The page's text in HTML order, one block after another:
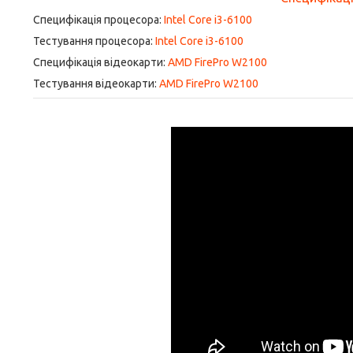
Специфікація процесора: Intel Core i3-6100
Тестування процесора: Intel Core i3-6100
Специфікація відеокарти: AMD FirePro W2100
Тестування відеокарти: AMD FirePro W2100